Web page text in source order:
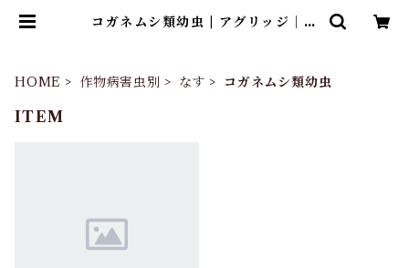
コガネムシ類幼虫 | アグリッジ｜水
HOME 作物病害虫別 なす コガネムシ類幼虫
ITEM